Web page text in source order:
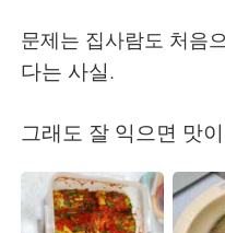
English
Deutsch
문제는 집사람도 처음
다는 사실.
그래도 잘 익으면 맛